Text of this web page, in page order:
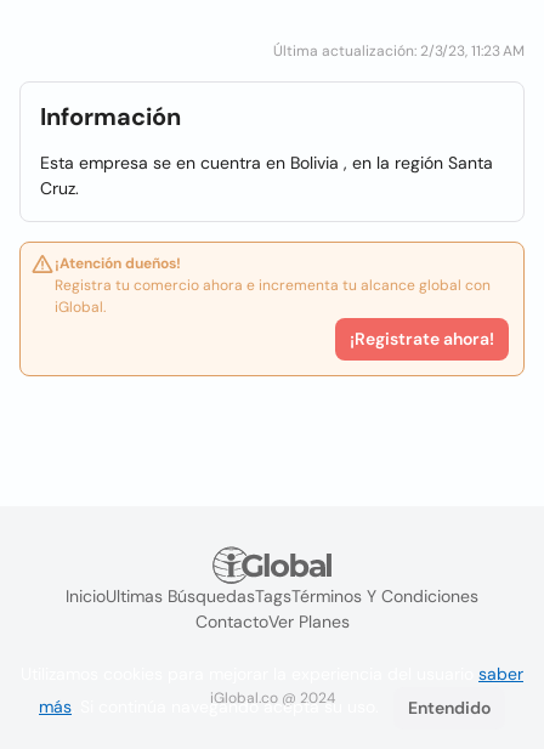
Última actualización: 2/3/23, 11:23 AM
Información
Esta empresa se en cuentra en Bolivia , en la región Santa
Cruz.
¡Atención dueños!
Registra tu comercio ahora e incrementa tu alcance global con
iGlobal.
¡Registrate ahora!
InicioUltimas BúsquedasTagsTérminos Y Condiciones
ContactoVer Planes
iGlobal.co @ 2024
saber
más . Si continúa navegando acepta su uso. Entendido